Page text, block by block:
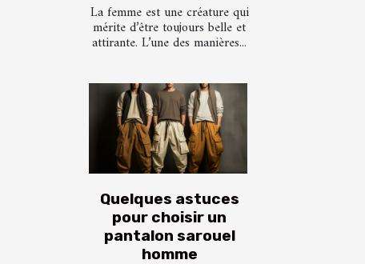
La femme est une créature qui
mérite d’être toujours belle et
attirante. L’une des manières...
Quelques astuces
pour choisir un
pantalon sarouel
homme